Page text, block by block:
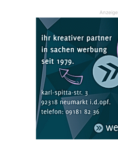
Anzeige